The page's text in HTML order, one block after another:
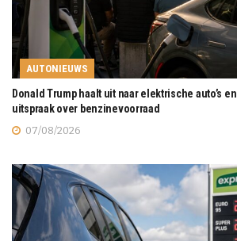
AUTONIEUWS
Donald Trump haalt uit naar elektrische auto’s
uitspraak over benzinevoorraad
07/08/2026